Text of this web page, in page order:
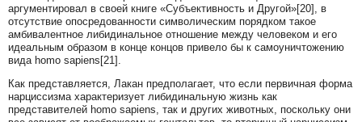
аргументировал в своей книге «Субъективность и Другой»[20], в
отсутствие опосредованности символическим порядком такое
амбивалентное либидинальное отношение между человеком и его
идеальным образом в конце концов привело бы к самоуничтожению
вида homo sapiens[21].
Как представляется, Лакан предполагает, что если первичная форма
нарциссизма характеризует либидинальную жизнь как
представителей homo sapiens, так и других животных, поскольку они